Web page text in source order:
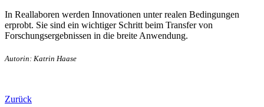
In Reallaboren werden Innovationen unter realen Bedingungen
erprobt. Sie sind ein wichtiger Schritt beim Transfer von
Forschungsergebnissen in die breite Anwendung.
Autorin: Katrin Haase
Zurück